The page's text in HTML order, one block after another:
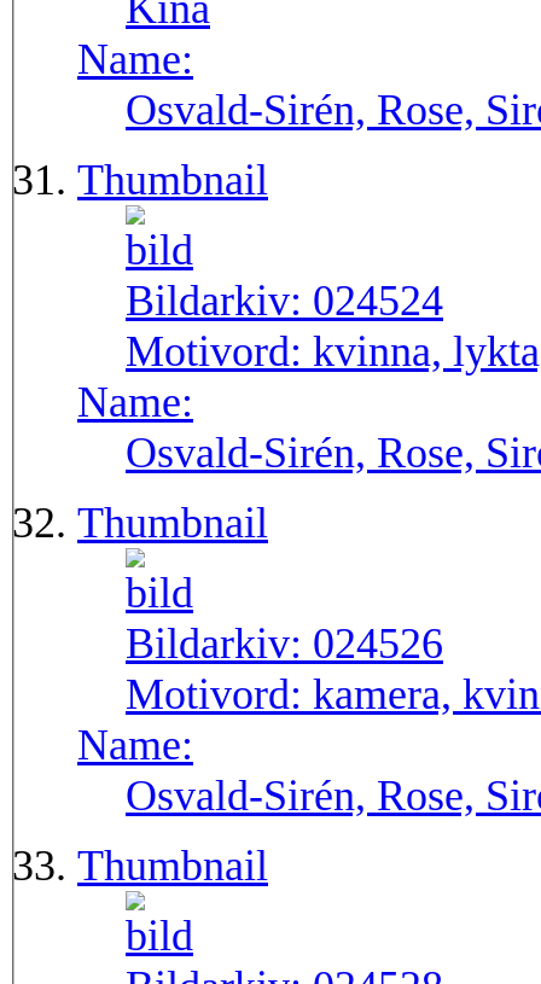
Name:
Osvald-Sirén, Rose,
Thumbnail
Bildarkiv: 024524
Motivord: kvinna,
Name:
Osvald-Sirén, Rose,
Thumbnail
Bildarkiv: 024526
Motivord: kamera,
Name:
Osvald-Sirén, Rose,
Thumbnail